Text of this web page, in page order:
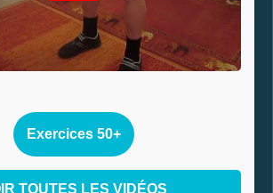
Exercices 50+
TOUTES LES VIDÉOS